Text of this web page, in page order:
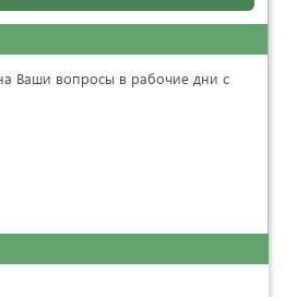
Ваши вопросы в рабочие дни с